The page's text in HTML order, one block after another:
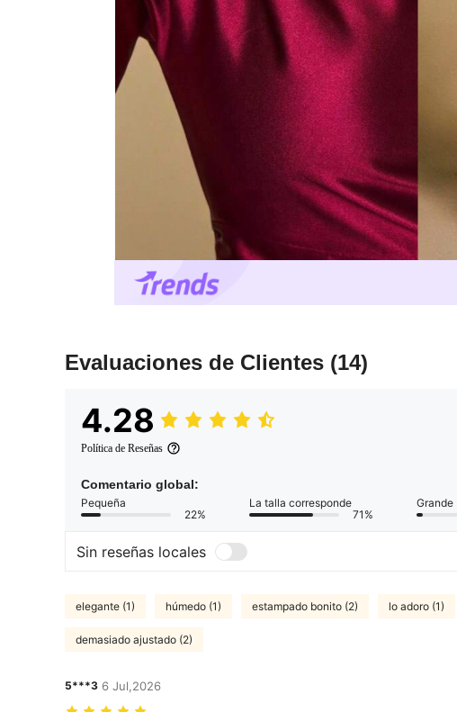
Evaluaciones de Clientes (14)
4.28
Política de Reseñas
Comentario global:
Pequeña
22%
La talla corresponde
71%
Grande
Sin reseñas locales
elegante (1) húmedo (1) estampado bonito (2) lo adoro (1)
demasiado ajustado (2)
5***3 6 Jul,2026